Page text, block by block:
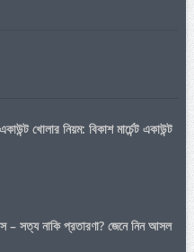
খোলার নিয়ম: বিকাশ মার্চেন্ট একাউন্ট
– সত্য নাকি প্রতারণা? জেনে নিন আসল